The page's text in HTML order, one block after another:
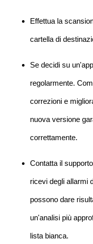
Effettua la
cartella di
Se decidi su
regolarmente.
correzioni e
nuova versione
correttamente.
Contatta il
ricevi degli allarmi
possono dare
un'analisi più
lista bianca.